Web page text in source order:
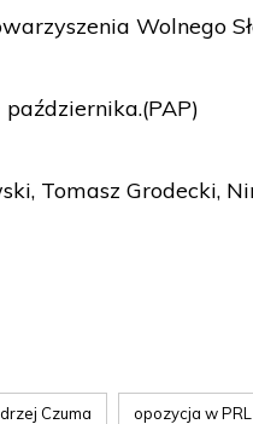
Wolnego
Tomasz Grodecki,
Czuma opozycja w PRL